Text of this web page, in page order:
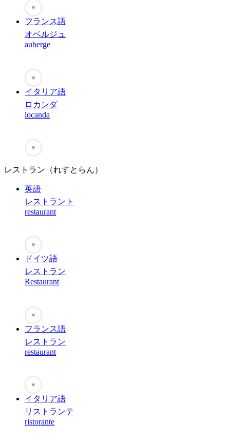
♥
フランス語
オベルジュ
auberge
♥
イタリア語
ロカンダ
locanda
♥
レストラン（れすとらん）
英語
レストラント
restaurant
♥
ドイツ語
レストラン
Restaurant
♥
フランス語
レストラン
restaurant
♥
イタリア語
リストランテ
ristorante